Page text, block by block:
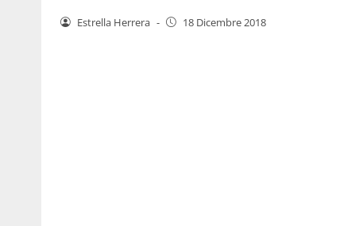
Estrella Herrera - 18 Dicembre 2018